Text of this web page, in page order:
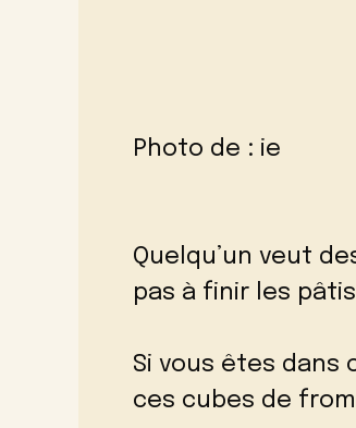
Photo de : ie
Quelqu’un veut
pas à finir les
Si vous êtes dans
ces cubes de